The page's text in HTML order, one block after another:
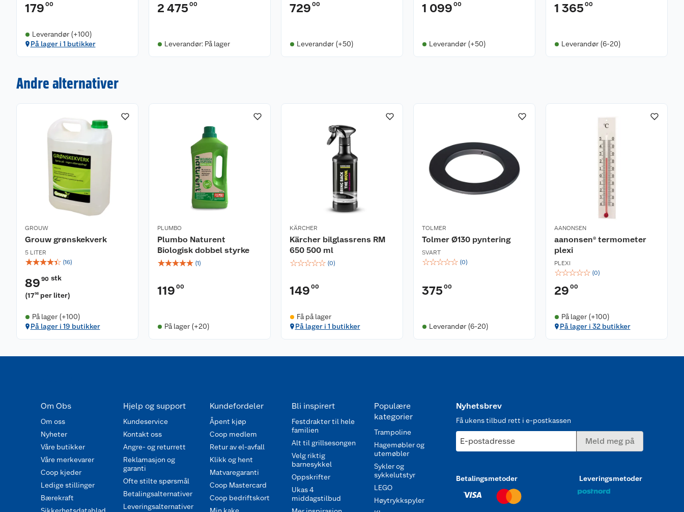
179 00
Leverandør (+100)
På lager i 1 butikker
2 475 00
Leverandør: På lager
729 00
Leverandør (+50)
1 099 00
Leverandør (+50)
1 365 00
Leverandør (6-20)
Andre alternativer
GROUW
Grouw grønskekverk
5 LITER
☆☆☆☆☆ (16)
89 90 stk
(1798 per liter)
På lager (+100)
På lager i 19 butikker
PLUMBO
Plumbo Naturent
Biologisk dobbel styrke
☆☆☆☆☆ (1)
119 00
På lager (+20)
KÄRCHER
Kärcher bilglassrens RM
650 500 ml
☆☆☆☆☆ (0)
149 00
Få på lager
På lager i 1 butikker
TOLMER
Tolmer Ø130 pyntering
SVART
☆☆☆☆☆ (0)
375 00
Leverandør (6-20)
AANONSEN
aanonsen® termometer
plexi
PLEXI
☆☆☆☆☆ (0)
29 00
På lager (+100)
På lager i 32 butikker
Om Obs
Om oss
Nyheter
Våre butikker
Våre merkevarer
Coop kjeder
Ledige stillinger
Bærekraft
Hjelp og support
Kundeservice
Kontakt oss
Angre- og returrett
Reklamasjon og
garanti
Ofte stilte spørsmål
Betalingsalternativer
Leveringsalternativer
Kundefordeler
Åpent kjøp
Coop medlem
Retur av el-avfall
Klikk og hent
Matvaregaranti
Coop Mastercard
Coop bedriftskort
Bli inspirert
Festdrakter til hele
familien
Alt til grillsesongen
Velg riktig
barnesykkel
Oppskrifter
Ukas 4
middagstilbud
Populære
kategorier
Trampoline
Hagemøbler og
utemøbler
Sykler og
sykkelutstyr
LEGO
Høytrykkspyler
Nyhetsbrev
Få ukens tilbud rett i e-postkassen
E-postadresse Meld meg på
Betalingsmetoder Leveringsmetoder